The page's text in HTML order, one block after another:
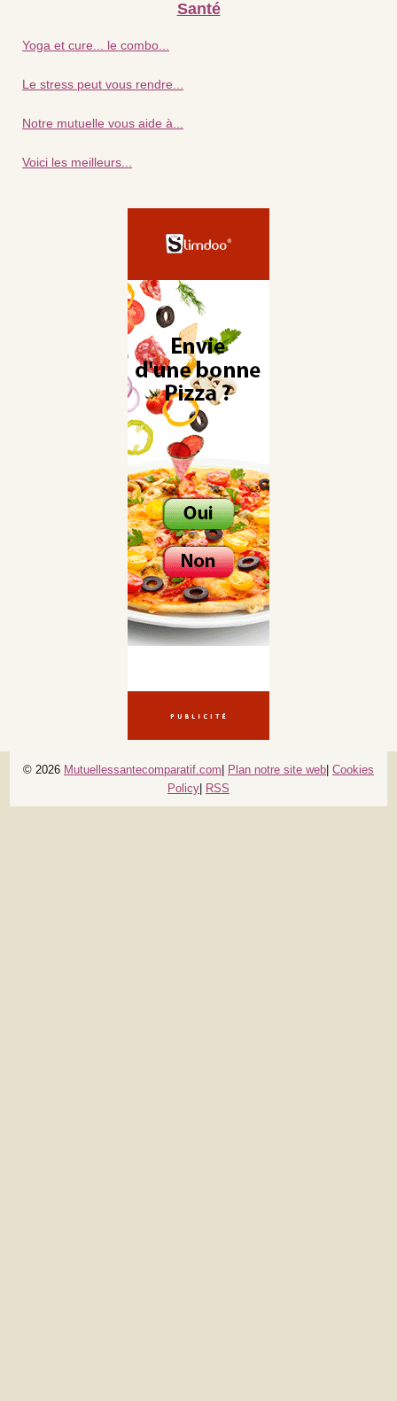
Santé
Yoga et cure... le combo...
Le stress peut vous rendre...
Notre mutuelle vous aide à...
Voici les meilleurs...
© 2026 Mutuellessantecomparatif.com Plan notre site web Cookies
Policy RSS